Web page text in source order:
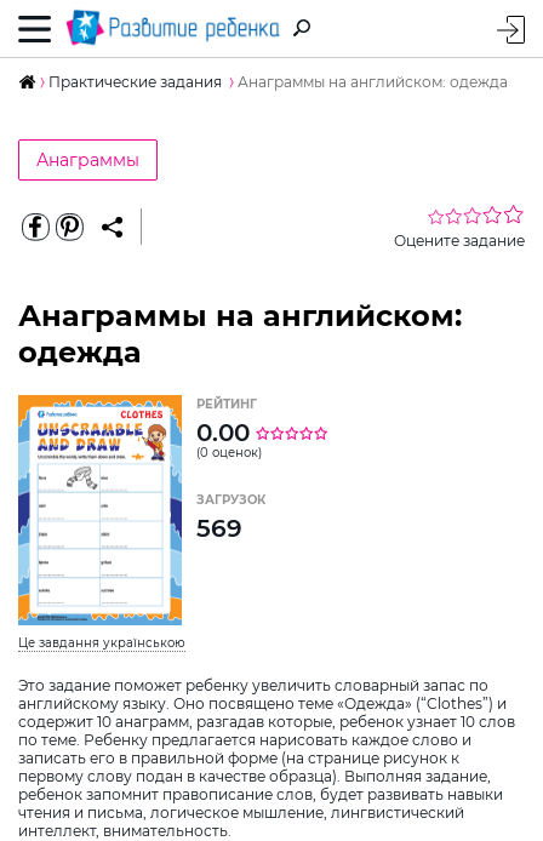
Практические задания Анаграммы на английском: одежда
Анаграммы
Оцените задание
Анаграммы на английском:
одежда
Це завдання українською
Это задание поможет ребенку увеличить словарный запас по
английскому языку. Оно посвящено теме «Одежда» (“Clothes”) и
содержит 10 анаграмм, разгадав которые, ребенок узнает 10 слов
по теме. Ребенку предлагается нарисовать каждое слово и
записать его в правильной форме (на странице рисунок к
первому слову подан в качестве образца). Выполняя задание,
ребенок запомнит правописание слов, будет развивать навыки
чтения и письма, логическое мышление, лингвистический
интеллект, внимательность.
РЕЙТИНГ
0.00
(0 оценок)
ЗАГРУЗОК
569